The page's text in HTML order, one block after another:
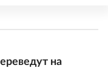
на